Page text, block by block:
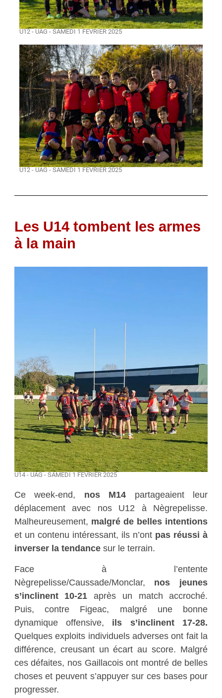
U12 - UAG - SAMEDI 1 FÉVRIER 2025
U12 - UAG - SAMEDI 1 FÉVRIER 2025
Les U14 tombent les armes
à la main
U14 - UAG - SAMEDI 1 FÉVRIER 2025
Ce week-end, nos M14 partageaient leur
déplacement avec nos U12 à Nègrepelisse.
Malheureusement, malgré de belles intentions
et un contenu intéressant, ils n’ont pas réussi à
inverser la tendancesur le terrain.
Face à l’entente
Nègrepelisse/Caussade/Monclar, nos jeunes
s’inclinent 10-21 après un match accroché.
Puis, contre Figeac, malgré une bonne
dynamique offensive, ils s’inclinent 17-28.
Quelques exploits individuels adverses ont fait la
différence, creusant un écart au score. Malgré
ces défaites, nos Gaillacois ont montré de belles
choses et peuvent s’appuyer sur ces bases pour
progresser.